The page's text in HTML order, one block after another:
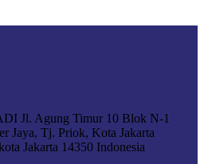
Jl. Agung Timur 10 Blok N-1
Jaya, Tj. Priok, Kota Jakarta
Jakarta 14350 Indonesia